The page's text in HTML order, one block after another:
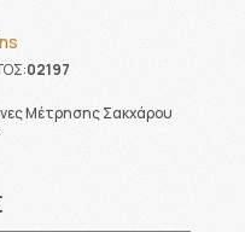
02197
Μέτρησης Σακχάρου